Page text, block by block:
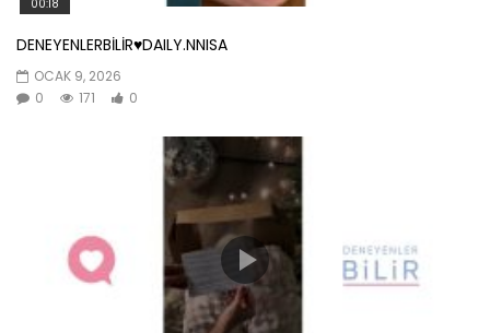
00:18
DENEYENLERBİLİR♥️DAILY.NNISA
OCAK 9, 2026
0
171 0